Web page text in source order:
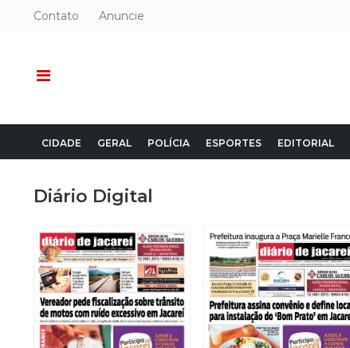
Contato Anuncie
CIDADE GERAL POLÍCIA ESPORTES EDITORIAL